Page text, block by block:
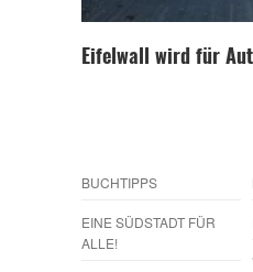
Eifelwall wird für
BUCHTIPPS
EINE SÜDSTADT FÜR
ALLE!